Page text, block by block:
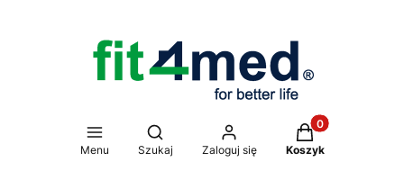
Menu
Otwórz wyszukiwarkę
Szukaj Zaloguj się
Produkty w
Koszyk